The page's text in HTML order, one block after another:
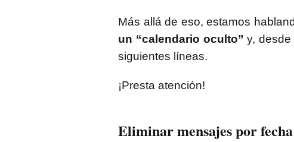
Más allá de eso, estamos
un “calendario oculto” y,
siguientes líneas.
¡Presta atención!
Eliminar mensajes por